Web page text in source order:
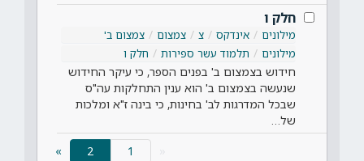
חלק ו
מילונים אינדקס צ צמצום
צמצום ב'
מילונים
תלמוד עשר ספירות חלק ו
חידוש בצמצום ב' בפנים הספר, כי עיקר החידוש
שנעשה בצמצום ב' הוא ענין התחלקות עה"ס
שבכל המדרגות לב' בחינות, כי בינה ז"א ומלכות
של…
2
»